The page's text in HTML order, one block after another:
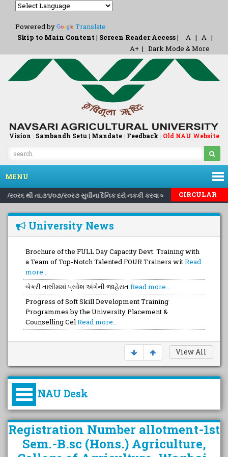
Powered by
Translate
Skip to Main Content | Screen Reader Access| -A | A |
A+ | Dark Mode & More
Vision | Sambandh Setu | Mandate| Feedback | Old NAU Website
MENU
થી તા.૩૧/૦૭/ર૦ર૭ સુઘીના દૈનિક દરો નકકી કરવા બાબત.. | |Inviting
CIRCULAR
University News
Brochure of the FULL Day Capacity Devt. Training with
a Team of Top-Notch Talented FOUR Trainers witRead
more...
બેકરી તાલીમમાં પ્રવેશ અંગેની જાહેરાત Read more...
Progress of Soft Skill Development Training
Programmes by the University Placement &
Counselling CelRead more...
View All
NAU Desk
કુલપતિની પરિવર્તનકારી પહેલનું
વિહંગાવલોકન (ઓક્ટોબર ૨૦૨૦-૨૦૨૫)
Registration Number allotment-1st
Sem.-B.sc (Hons.) Agriculture,